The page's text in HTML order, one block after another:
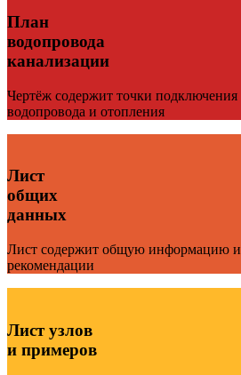
План
водопровода
канализации
Чертёж содержит точки подключения
водопровода и отопления
Лист
общих
данных
Лист содержит общую информацию и
рекомендации
Лист узлов
и примеров